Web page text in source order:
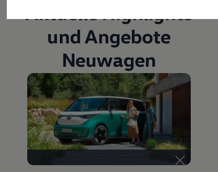
Fördermöglichkeiten für Gewerbekunden
Autonomes Fahren
Mehr zum ID. Buzz
Online Beratung
California Welt
California Club
California Magazin & Ratgeber
Vanlife
Ratgeber
Routen & Reisen
California Reisen & Erlebnisse
California App
California Lifestyle & Zubehör
Übernachten im California
Marke
Unternehmen
Karriere
Aktuelle Highlights
und Angebote
Neuwagen